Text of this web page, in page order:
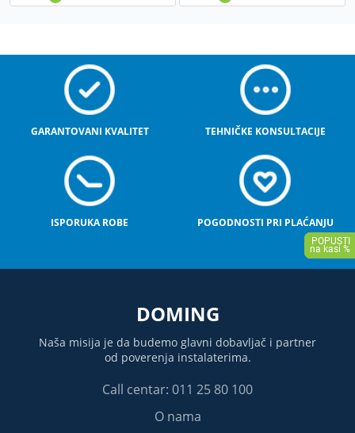
GARANTOVANI KVALITET TEHNIČKE KONSULTACIJE
ISPORUKA ROBE POGODNOSTI PRI PLAĆANJU
DOMING
Naša misija je da budemo glavni dobavljač i partner
od poverenja instalaterima.
Call centar: 011 25 80 100
O nama